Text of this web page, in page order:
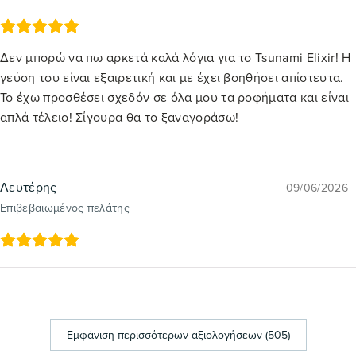
Δεν μπορώ να πω αρκετά καλά λόγια για το Tsunami Elixir! Η
γεύση του είναι εξαιρετική και με έχει βοηθήσει απίστευτα.
Το έχω προσθέσει σχεδόν σε όλα μου τα ροφήματα και είναι
απλά τέλειο! Σίγουρα θα το ξαναγοράσω!
Λευτέρης
Επιβεβαιωμένος πελάτης
09/06/2026
Εμφάνιση περισσότερων αξιολογήσεων (505)